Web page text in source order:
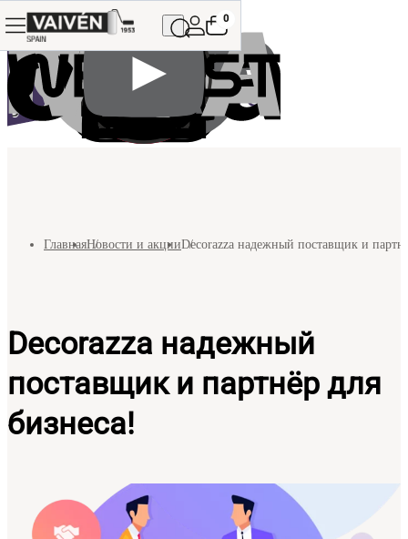
0
ГлавнаяНовости и акцииDecorazza надежный поставщик и
Decorazza надежный
поставщик и партнёр для
бизнеса!